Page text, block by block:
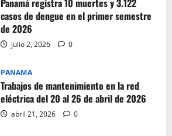
Panamá registra 10 muertes y 3.122
casos de dengue en el primer semestre
de 2026
julio 2, 2026 0
PANAMA
Trabajos de mantenimiento en la red
eléctrica del 20 al 26 de abril de 2026
abril 21, 2026 0